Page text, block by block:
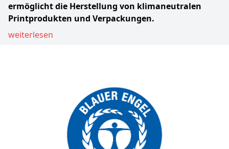
ermöglicht die Herstellung von klimaneutralen
Printprodukten und Verpackungen.
weiterlesen